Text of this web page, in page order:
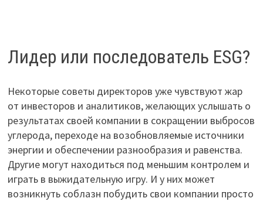
Лидер или последователь ESG?
Некоторые советы директоров уже чувствуют жар
от инвесторов и аналитиков, желающих услышать о
результатах своей компании в сокращении выбросов
углерода, переходе на возобновляемые источники
энергии и обеспечении разнообразия и равенства.
Другие могут находиться под меньшим контролем и
играть в выжидательную игру. И у них может
возникнуть соблазн побудить свои компании просто